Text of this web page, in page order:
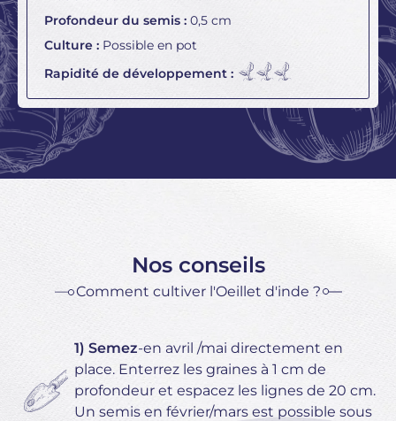
Profondeur du semis : 0,5 cm
Culture : Possible en pot
Rapidité de développement :
Nos conseils
Comment cultiver l'Oeillet d'inde ?
1) Semez-en avril /mai directement en
place. Enterrez les graines à 1 cm de
profondeur et espacez les lignes de 20 cm.
Un semis en février/mars est possible sous